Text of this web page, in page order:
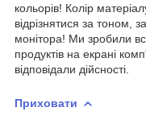
кольорів! Колір
відрізнятися за тоном,
монітора! Ми зробили
продуктів на екрані
відповідали дійсності.
Приховати